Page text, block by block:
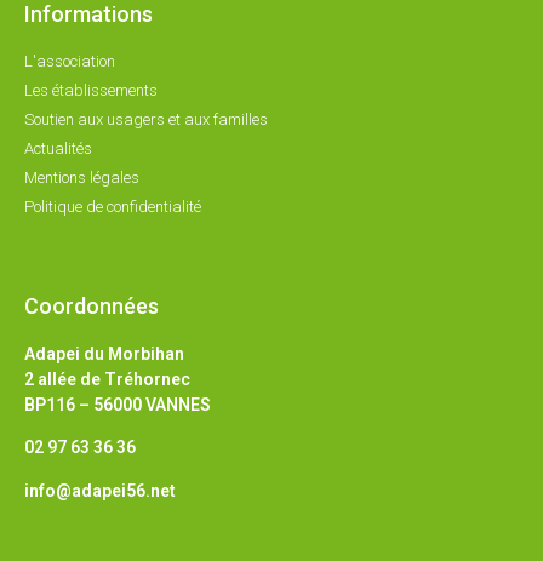
Informations
L'association
Les établissements
Soutien aux usagers et aux familles
Actualités
Mentions légales
Politique de confidentialité
Coordonnées
Adapei du Morbihan
2 allée de Tréhornec
BP116 – 56000 VANNES
02 97 63 36 36
info@adapei56.net